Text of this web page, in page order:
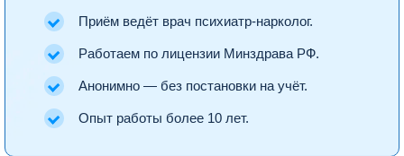
Приём ведёт врач психиатр-нарколог.
Работаем по лицензии Минздрава РФ.
Анонимно — без постановки на учёт.
Опыт работы более 10 лет.